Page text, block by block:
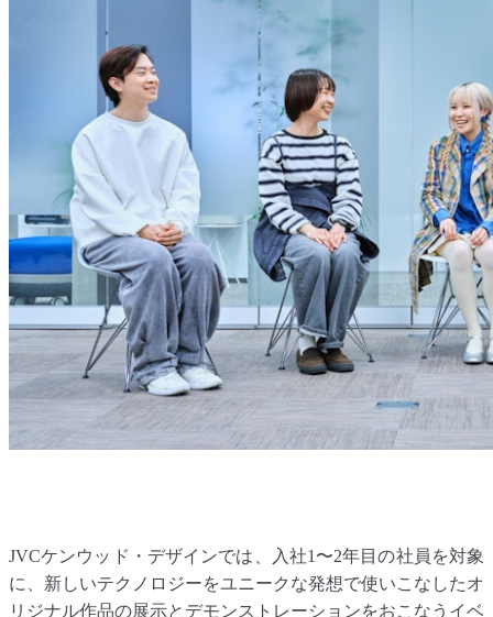
JVCケンウッド・デザインでは、入社1〜2年目の社員を対象
に、新しいテクノロジーをユニークな発想で使いこなしたオ
リジナル作品の展示とデモンストレーションをおこなうイベ